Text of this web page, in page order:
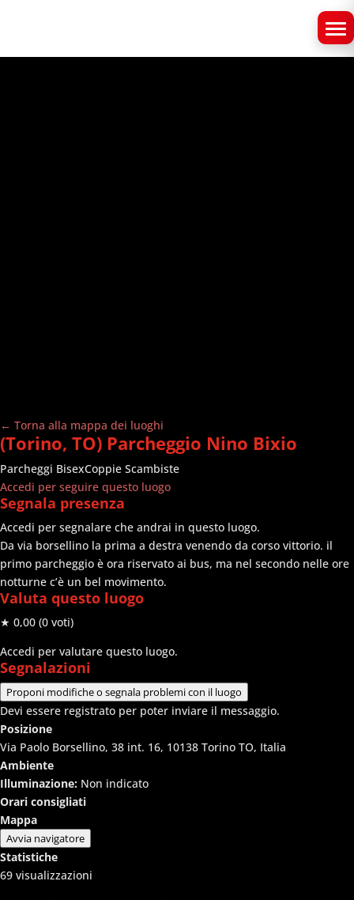
← Torna alla mappa dei luoghi
(Torino, TO) Parcheggio Nino Bixio
Parcheggi BisexCoppie Scambiste
Accedi per seguire questo luogo
Segnala presenza
Accedi per segnalare che andrai in questo luogo.
Da via borsellino la prima a destra venendo da corso vittorio. il
primo parcheggio è ora riservato ai bus, ma nel secondo nelle ore
notturne c’è un bel movimento.
Valuta questo luogo
★ 0,00 (0 voti)
Accedi per valutare questo luogo.
Segnalazioni
Proponi modifiche o segnala problemi con il luogo
Devi essere registrato per poter inviare il messaggio.
Posizione
Via Paolo Borsellino, 38 int. 16, 10138 Torino TO, Italia
Ambiente
Illuminazione: Non indicato
Orari consigliati
Mappa
Avvia navigatore
Statistiche
69 visualizzazioni